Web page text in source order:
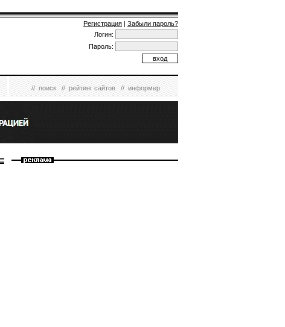
Регистрация | Забыли пароль?
Логин:
Пароль:
//поиск//рейтинг сайтов//информер